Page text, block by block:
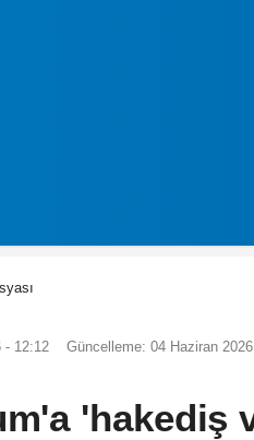
- 12:12 Güncelleme: 04 Haziran
'hakediş